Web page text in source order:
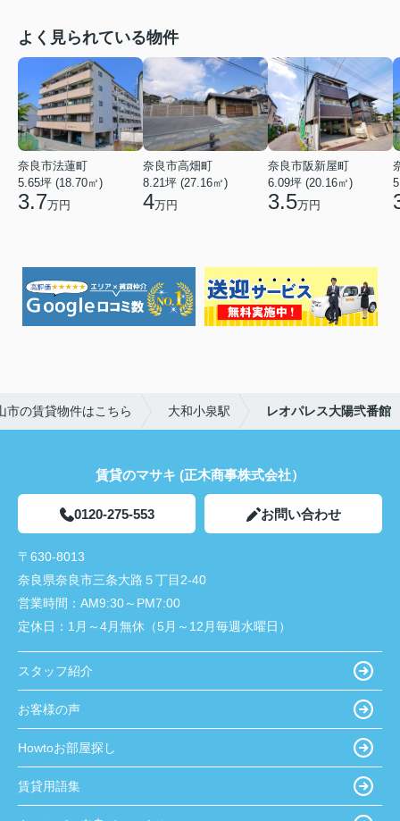
よく見られている物件
奈良市法蓮町
5.65坪 (18.70㎡)
3.7万円
奈良市高畑町
8.21坪 (27.16㎡)
4万円
奈良市阪新屋町
6.09坪 (20.16㎡)
3.5万円
市の賃貸物件はこちら 大和小泉駅 レオパレス大陽弐番館
賃貸のマサキ (正木商事株式会社）
0120-275-553 お問い合わせ
〒630-8013
奈良県奈良市三条大路５丁目2-40
営業時間： AM9:30～PM7:00
定休日： 1月～4月無休（5月～12月毎週水曜日）
スタッフ紹介
お客様の声
Howtoお部屋探し
賃貸用語集